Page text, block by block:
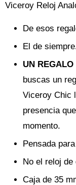
Viceroy Reloj
De esos
El de
UN
buscas un
Viceroy Chic
presencia
momento.
Pensada
No el reloj
Caja de 35